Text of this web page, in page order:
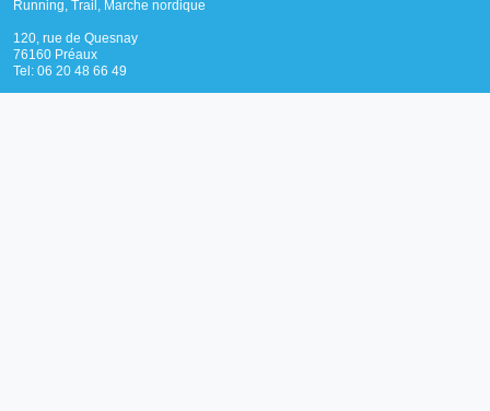
Running, Trail, Marche nordique
120, rue de Quesnay
76160 Préaux
Tel: 06 20 48 66 49